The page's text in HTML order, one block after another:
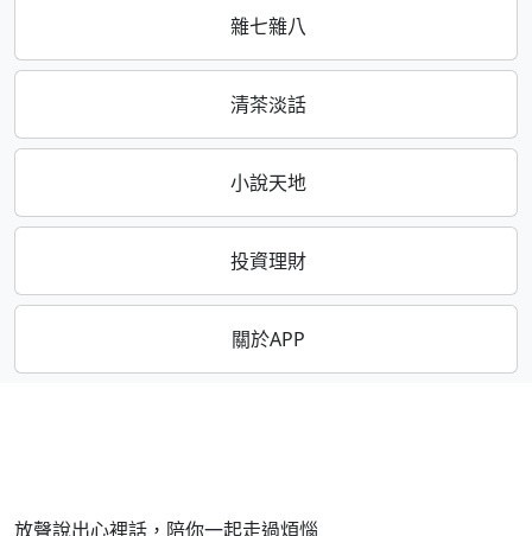
雜七雜八
清茶淡話
小說天地
投資理財
關於APP
放聲說出心裡話，陪你一起走過煩惱